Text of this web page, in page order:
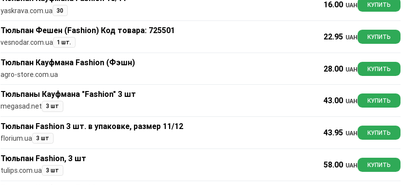
yaskrava.com.ua 30
16.00 UAH КУПИТЬ
Тюльпан Фешен (Fashion) Код товара: 725501
vesnodar.com.ua 1 шт.
22.95 UAH КУПИТЬ
Тюльпан Кауфмана Fashion (Фэшн)
agro-store.com.ua
28.00 UAH КУПИТЬ
Тюльпаны Кауфмана "Fashion" 3 шт
megasad.net 3 шт
43.00 UAH КУПИТЬ
Тюльпан Fashion 3 шт. в упаковке, размер 11/12
florium.ua 3 шт
43.95 UAH КУПИТЬ
Тюльпан Fashion, 3 шт
tulips.com.ua 3 шт
58.00 UAH КУПИТЬ